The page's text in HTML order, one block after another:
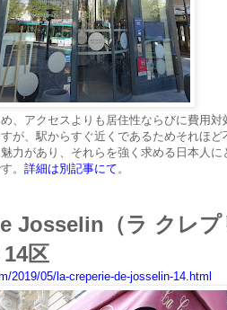
、アクセスよりも居住性ならびに費用対
が、駅からすぐ近くであるためそれほど
力があり、それらを強く求める日本人に
。 詳細は別記事にて 。
Josselin（ラ クレプ
区
2019/05/la-creperie-de-josselin-14.html